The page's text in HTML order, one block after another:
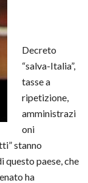
Decreto
“salva-Italia”,
tasse a
ripetizione,
amministrazi
oni
stanno
questo paese, che
ha